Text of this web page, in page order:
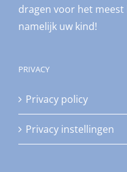
dragen voor het
namelijk uw kind!
PRIVACY
Privacy policy
Privacy instellingen